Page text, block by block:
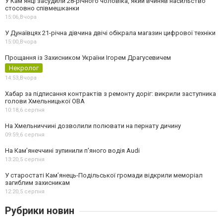
стосовно співмешканки
15:06,Вчора
У Дунаївцях 21-річна дівчина двічі обікрала магазин цифрової техніки
15:00,Вчора
Прощання із Захисником України Ігорем Драгусевичем
Некролог
14:53,Вчора
Хабар за підписання контрактів з ремонту доріг: викрили заступника
голови Хмельницької ОВА
10:18,6 серпня
На Хмельниччині дозволили полювати на пернату дичину
09:59,6 серпня
На Камʼянеччині зупинили п'яного водія Audi
13:20,5 серпня
У старостаті Кам’янець-Подільської громади відкрили меморіал
загиблим захисникам
12:20,5 серпня
Рубрики новин